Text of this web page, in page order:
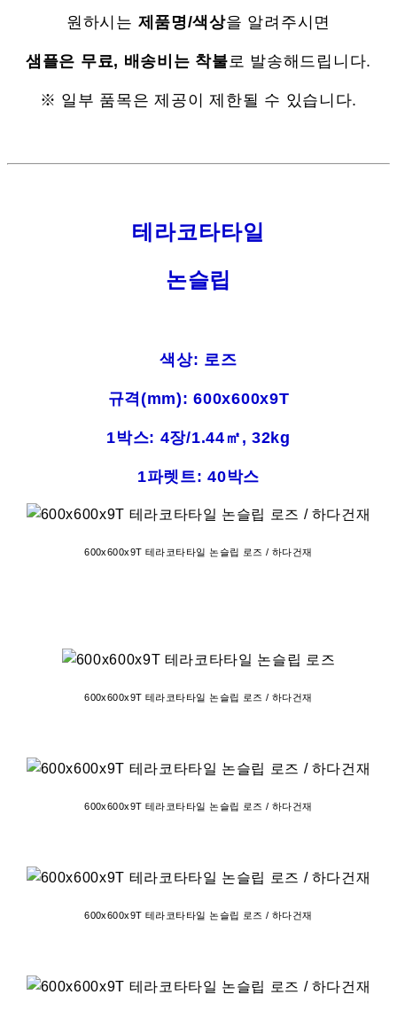
원하시는 제품명/색상을 알려주시면
샘플은 무료, 배송비는 착불로 발송해드립니다.
※ 일부 품목은 제공이 제한될 수 있습니다.
테라코타타일
논슬립
색상: 로즈
규격(mm): 600x600x9T
1박스: 4장/1.44㎡, 32kg
1파렛트: 40박스
600x600x9T 테라코타타일 논슬립 로즈 / 하다건재
600x600x9T 테라코타타일 논슬립 로즈 / 하다건재
600x600x9T 테라코타타일 논슬립 로즈 / 하다건재
600x600x9T 테라코타타일 논슬립 로즈 / 하다건재